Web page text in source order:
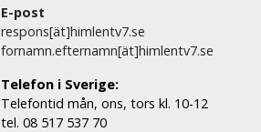
E-post
respons[ät]himlentv7.se
fornamn.efternamn[ät]himlentv7.se
Telefon i Sverige:
Telefontid mån, ons, tors kl. 10-12
tel. 08 517 537 70